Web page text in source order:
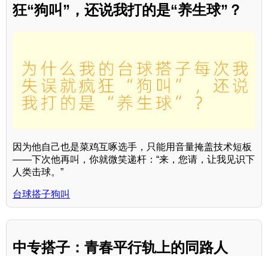
狂“狗叫”，还说我打的是“养生球”？
因为他自己也是菜鸡互啄选手，只能用音量掩盖技术短板
——下次他再叫，你就微笑递杆：“来，您请，让我见识下
人类击球。”
台球搭子狗叫
中专搭子：青春平行轨上的同路人